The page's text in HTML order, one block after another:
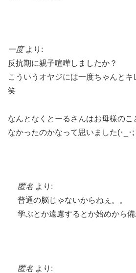
一度 より:
反抗期に親子喧嘩しましたか？
こういうオヤジには一度ちゃんとキ
笑
なんとなくとーるさんはお母様の
なかったのかなって思いました(･_･;
匿名 より:
普通の脳じゃないからねぇ。。
学ぶとか遠慮するとか始めから
匿名 より: